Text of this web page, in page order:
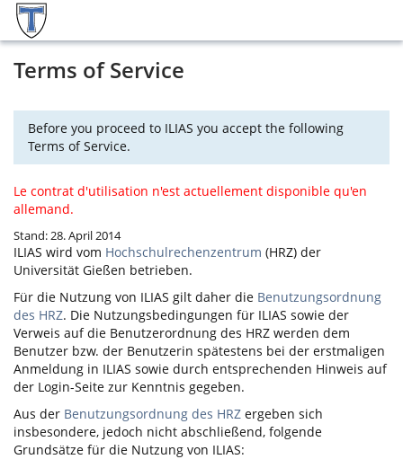
Terms of Service
Before you proceed to ILIAS you accept the following
Terms of Service.
Le contrat d'utilisation n'est actuellement disponible qu'en
allemand.
Stand: 28. April 2014
ILIAS wird vom Hochschulrechenzentrum (HRZ) der
Universität Gießen betrieben.
Für die Nutzung von ILIAS gilt daher die Benutzungsordnung
des HRZ. Die Nutzungsbedingungen für ILIAS sowie der
Verweis auf die Benutzerordnung des HRZ werden dem
Benutzer bzw. der Benutzerin spätestens bei der erstmaligen
Anmeldung in ILIAS sowie durch entsprechenden Hinweis auf
der Login-Seite zur Kenntnis gegeben.
Aus der Benutzungsordnung des HRZ ergeben sich
insbesondere, jedoch nicht abschließend, folgende
Grundsätze für die Nutzung von ILIAS: